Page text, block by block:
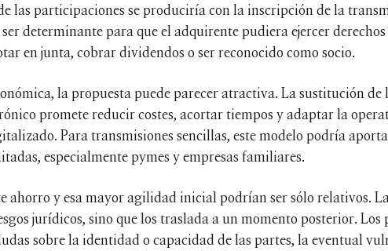
las participaciones se produciría con la inscripción de la
determinante para que el adquirente pudiera ejercer
en junta, cobrar dividendos o ser reconocido como socio.
la propuesta puede parecer atractiva. La sustitución
promete reducir costes, acortar tiempos y adaptar la
Para transmisiones sencillas, este modelo podría
especialmente pymes y empresas familiares.
ahorro y esa mayor agilidad inicial podrían ser sólo relativos.
jurídicos, sino que los traslada a un momento posterior. Los
sobre la identidad o capacidad de las partes, la eventual